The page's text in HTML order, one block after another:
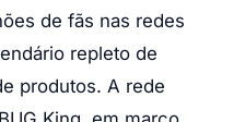
de fãs nas redes
repleto de
produtos. A rede